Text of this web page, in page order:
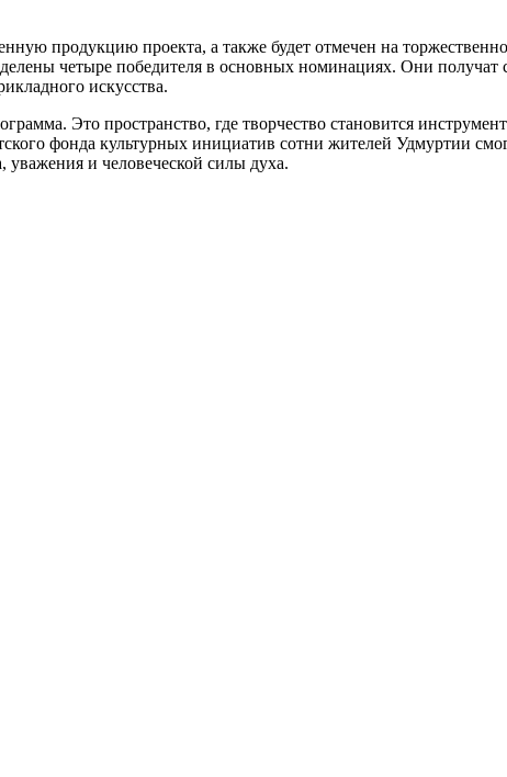
продукцию проекта, а также будет отмечен на
четыре победителя в основных номинациях. Они
искусства.
Это пространство, где творчество становится
фонда культурных инициатив сотни жителей Удмуртии
и человеческой силы духа.